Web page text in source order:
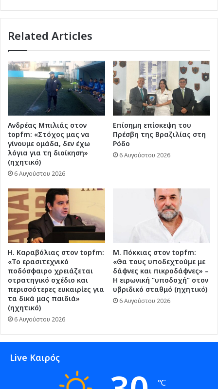
Related Articles
Ανδρέας Μπιλιάς στον
topfm: «Στόχος μας να
γίνουμε ομάδα, δεν έχω
λόγια για τη διοίκηση»
(ηχητικό)
6 Αυγούστου 2026
Επίσημη επίσκεψη του
Πρέσβη της Βραζιλίας στη
Ρόδο
6 Αυγούστου 2026
Η. Καραβόλιας στον topfm:
«Το ερασιτεχνικό
ποδόσφαιρο χρειάζεται
στρατηγικό σχέδιο και
περισσότερες ευκαιρίες για
τα δικά μας παιδιά»
(ηχητικό)
6 Αυγούστου 2026
Μ. Πόκκιας στον topfm:
«Θα τους υποδεχτούμε με
δάφνες και πικροδάφνες» –
Η ειρωνική “υποδοχή” στον
υβριδικό σταθμό (ηχητικό)
6 Αυγούστου 2026
Live Καιρός
℃